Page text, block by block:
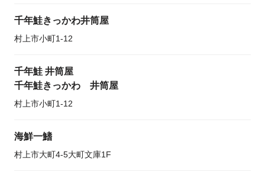
千年鮭きっかわ井筒屋
村上市小町1-12
千年鮭 井筒屋
千年鮭きっかわ 井筒屋
村上市小町1-12
海鮮一鰭
村上市大町4-5大町文庫1F